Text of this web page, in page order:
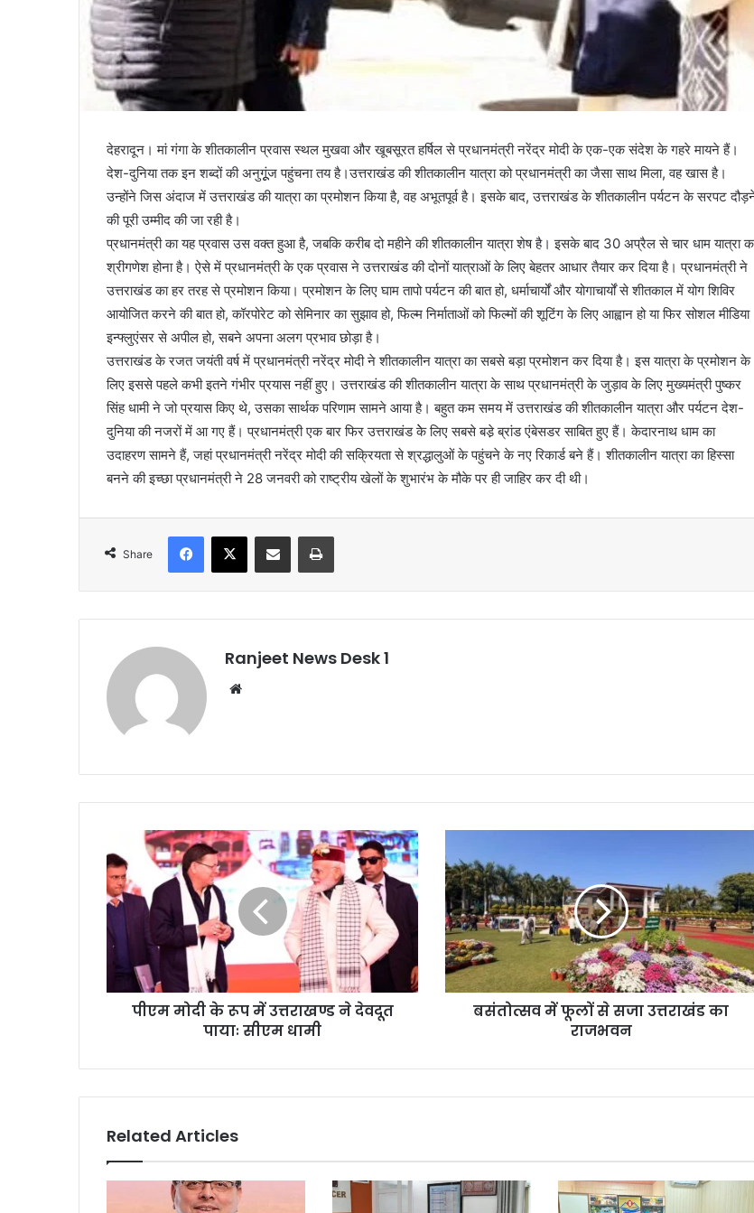
देहरादून। मां गंगा के शीतकालीन प्रवास स्थल मुखवा और खूबसूरत हर्षिल से प्रधानमंत्री नरेंद्र मोदी के एक-एक संदेश के गहरे मायने हैं।
देश-दुनिया तक इन शब्दों की अनुगूूंज पहुंचना तय है।उत्तराखंड की शीतकालीन यात्रा को प्रधानमंत्री का जैसा साथ मिला, वह खास है।
उन्होंने जिस अंदाज में उत्तराखंड की यात्रा का प्रमोशन किया है, वह अभूतपूर्व है। इसके बाद, उत्तराखंड के शीतकालीन पर्यटन के सरपट
की पूरी उम्मीद की जा रही है।
प्रधानमंत्री का यह प्रवास उस वक्त हुआ है, जबकि करीब दो महीने की शीतकालीन यात्रा शेष है। इसके बाद 30 अप्रैल से चार धाम यात्रा
श्रीगणेश होना है। ऐसे में प्रधानमंत्री के एक प्रवास ने उत्तराखंड की दोनों यात्राओं के लिए बेहतर आधार तैयार कर दिया है। प्रधानमंत्री ने
उत्तराखंड का हर तरह से प्रमोशन किया। प्रमोशन के लिए घाम तापो पर्यटन की बात हो, धर्माचार्यों और योगाचार्यों से शीतकाल में योग शिविर
आयोजित करने की बात हो, कॉरपोरेट को सेमिनार का सुझाव हो, फिल्म निर्माताओं को फिल्मों की शूटिंग के लिए आह्वान हो या फिर सोशल मीडिया
इन्फ्लुएंसर से अपील हो, सबने अपना अलग प्रभाव छोड़ा है।
उत्तराखंड के रजत जयंती वर्ष में प्रधानमंत्री नरेंद्र मोदी ने शीतकालीन यात्रा का सबसे बड़ा प्रमोशन कर दिया है। इस यात्रा के प्रमोशन के
लिए इससे पहले कभी इतने गंभीर प्रयास नहीं हुए। उत्तराखंड की शीतकालीन यात्रा के साथ प्रधानमंत्री के जुड़ाव के लिए मुख्यमंत्री पुष्कर
सिंह धामी ने जो प्रयास किए थे, उसका सार्थक परिणाम सामने आया है। बहुत कम समय में उत्तराखंड की शीतकालीन यात्रा और पर्यटन देश-
दुनिया की नजरों में आ गए हैं। प्रधानमंत्री एक बार फिर उत्तराखंड केे लिए सबसे बडे़ ब्रांड एंबेसडर साबित हुए हैं। केदारनाथ धाम का
उदाहरण सामने हैं, जहां प्रधानमंत्री नरेंद्र मोदी की सक्रियता से श्रद्धालुओं के पहुंचने के नए रिकार्ड बने हैं। शीतकालीन यात्रा का हिस्सा
बनने की इच्छा प्रधानमंत्री ने 28 जनवरी को राष्ट्रीय खेलों के शुभारंभ के मौके पर ही जाहिर कर दी थी।
Share
Ranjeet News Desk 1
पीएम मोदी के रूप में उत्तराखण्ड ने देवदूत
पायाः सीएम धामी
बसंतोत्सव में फूलों से सजा उत्तराखंड का
राजभवन
Related Articles